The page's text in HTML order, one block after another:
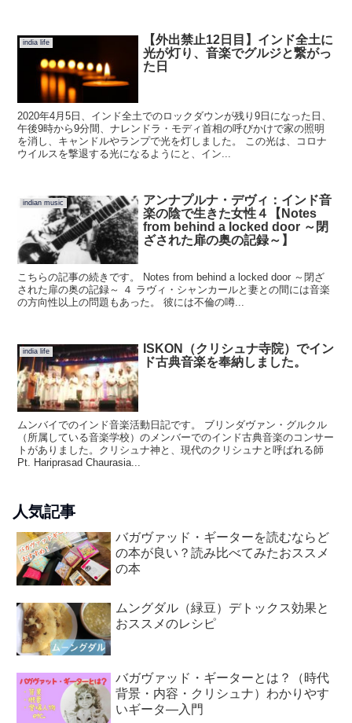
india life
【外出禁止12日目】インド全土に
光が灯り、音楽でグルジと繋がっ
た日
2020年4月5日、インド全土でのロックダウンが残り9日になった日、
午後9時から9分間、ナレンドラ・モディ首相の呼びかけで家の照明
を消し、キャンドルやランプで光を灯しました。 この光は、コロナ
ウイルスを撃退する光になるようにと、イン...
indian music
アンナプルナ・デヴィ：インド音
楽の陰で生きた女性４【Notes
from behind a locked door ～閉
ざされた扉の奥の記録～】
こちらの記事の続きです。 Notes from behind a locked door ～閉ざ
された扉の奥の記録～ ４ ラヴィ・シャンカールと妻との間には音楽
の方向性以上の問題もあった。 彼には不倫の噂...
india life
ISKON（クリシュナ寺院）でイン
ド古典音楽を奉納しました。
ムンバイでのインド音楽活動日記です。 ブリンダヴァン・グルクル
（所属している音楽学校）のメンバーでのインド古典音楽のコンサー
トがありました。クリシュナ神と、現代のクリシュナと呼ばれる師
Pt. Hariprasad Chaurasia...
人気記事
バガヴァッド・ギーターを読むならど
の本が良い？読み比べてみたおススメ
の本
ムングダル（緑豆）デトックス効果と
おススメのレシピ
バガヴァッド・ギーターとは？（時代
背景・内容・クリシュナ）わかりやす
いギータ―入門